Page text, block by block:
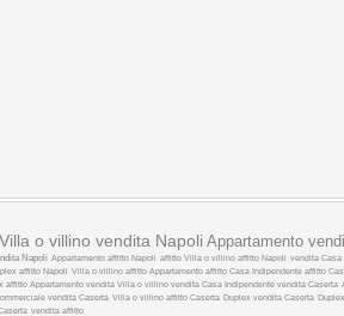
Villa o villino vendita Napoli Appartamento
Napoli Appartamento affitto Napoli affitto Villa o villino affitto Napoli vendita Casa
affitto Napoli Villa o villino affitto Appartamento affitto Casa Indipendente affitto
affitto Appartamento vendita Villa o villino vendita Casa Indipendente vendita Caserta
vendita Caserta Villa o villino affitto Caserta Duplex vendita Caserta
vendita affitto